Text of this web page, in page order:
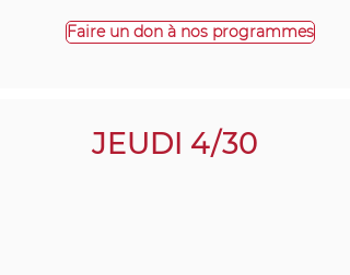
Faire un don à nos programmes
JEUDI 4/30